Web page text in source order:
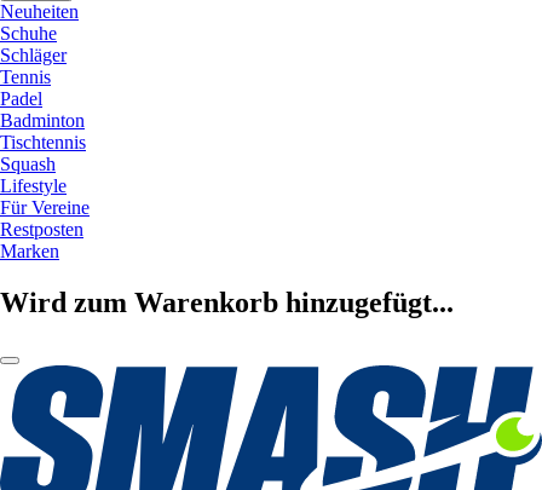
Neuheiten
Schuhe
Schläger
Tennis
Padel
Badminton
Tischtennis
Squash
Lifestyle
Für Vereine
Restposten
Marken
Wird zum Warenkorb hinzugefügt...